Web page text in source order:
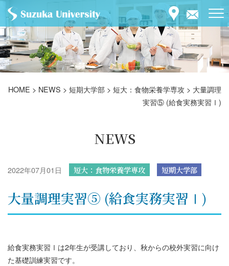
HOME > NEWS > 短期大学部 > 短大：食物栄養学専攻 > 大量調理
実習⑤ (給食実務実習Ⅰ)
NEWS
2022年07月01日 短大：食物栄養学専攻 短期大学部
大量調理実習⑤ (給食実務実習Ⅰ)
給食実務実習Ⅰは2年生が受講しており、秋からの校外実習に向け
た基礎訓練実習です。